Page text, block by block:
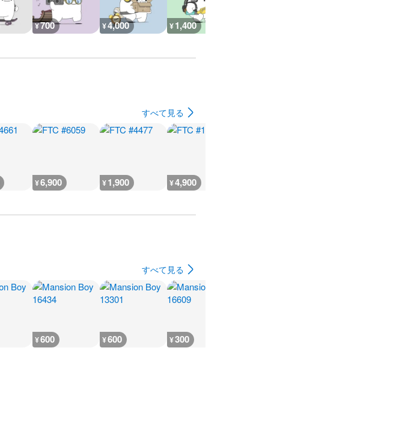
¥700 ¥4,000 ¥1,400
すべて見る
¥6,900 ¥1,900 ¥4,900
すべて見る
¥600 ¥600 ¥300